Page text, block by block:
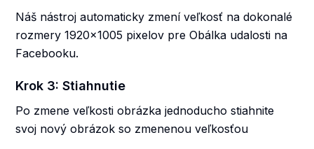
Náš nástroj automaticky zmení veľkosť na dokonalé
rozmery 1920x1005 pixelov pre Obálka udalosti na
Facebooku.
Krok 3: Stiahnutie
Po zmene veľkosti obrázka jednoducho stiahnite
svoj nový obrázok so zmenenou veľkosťou